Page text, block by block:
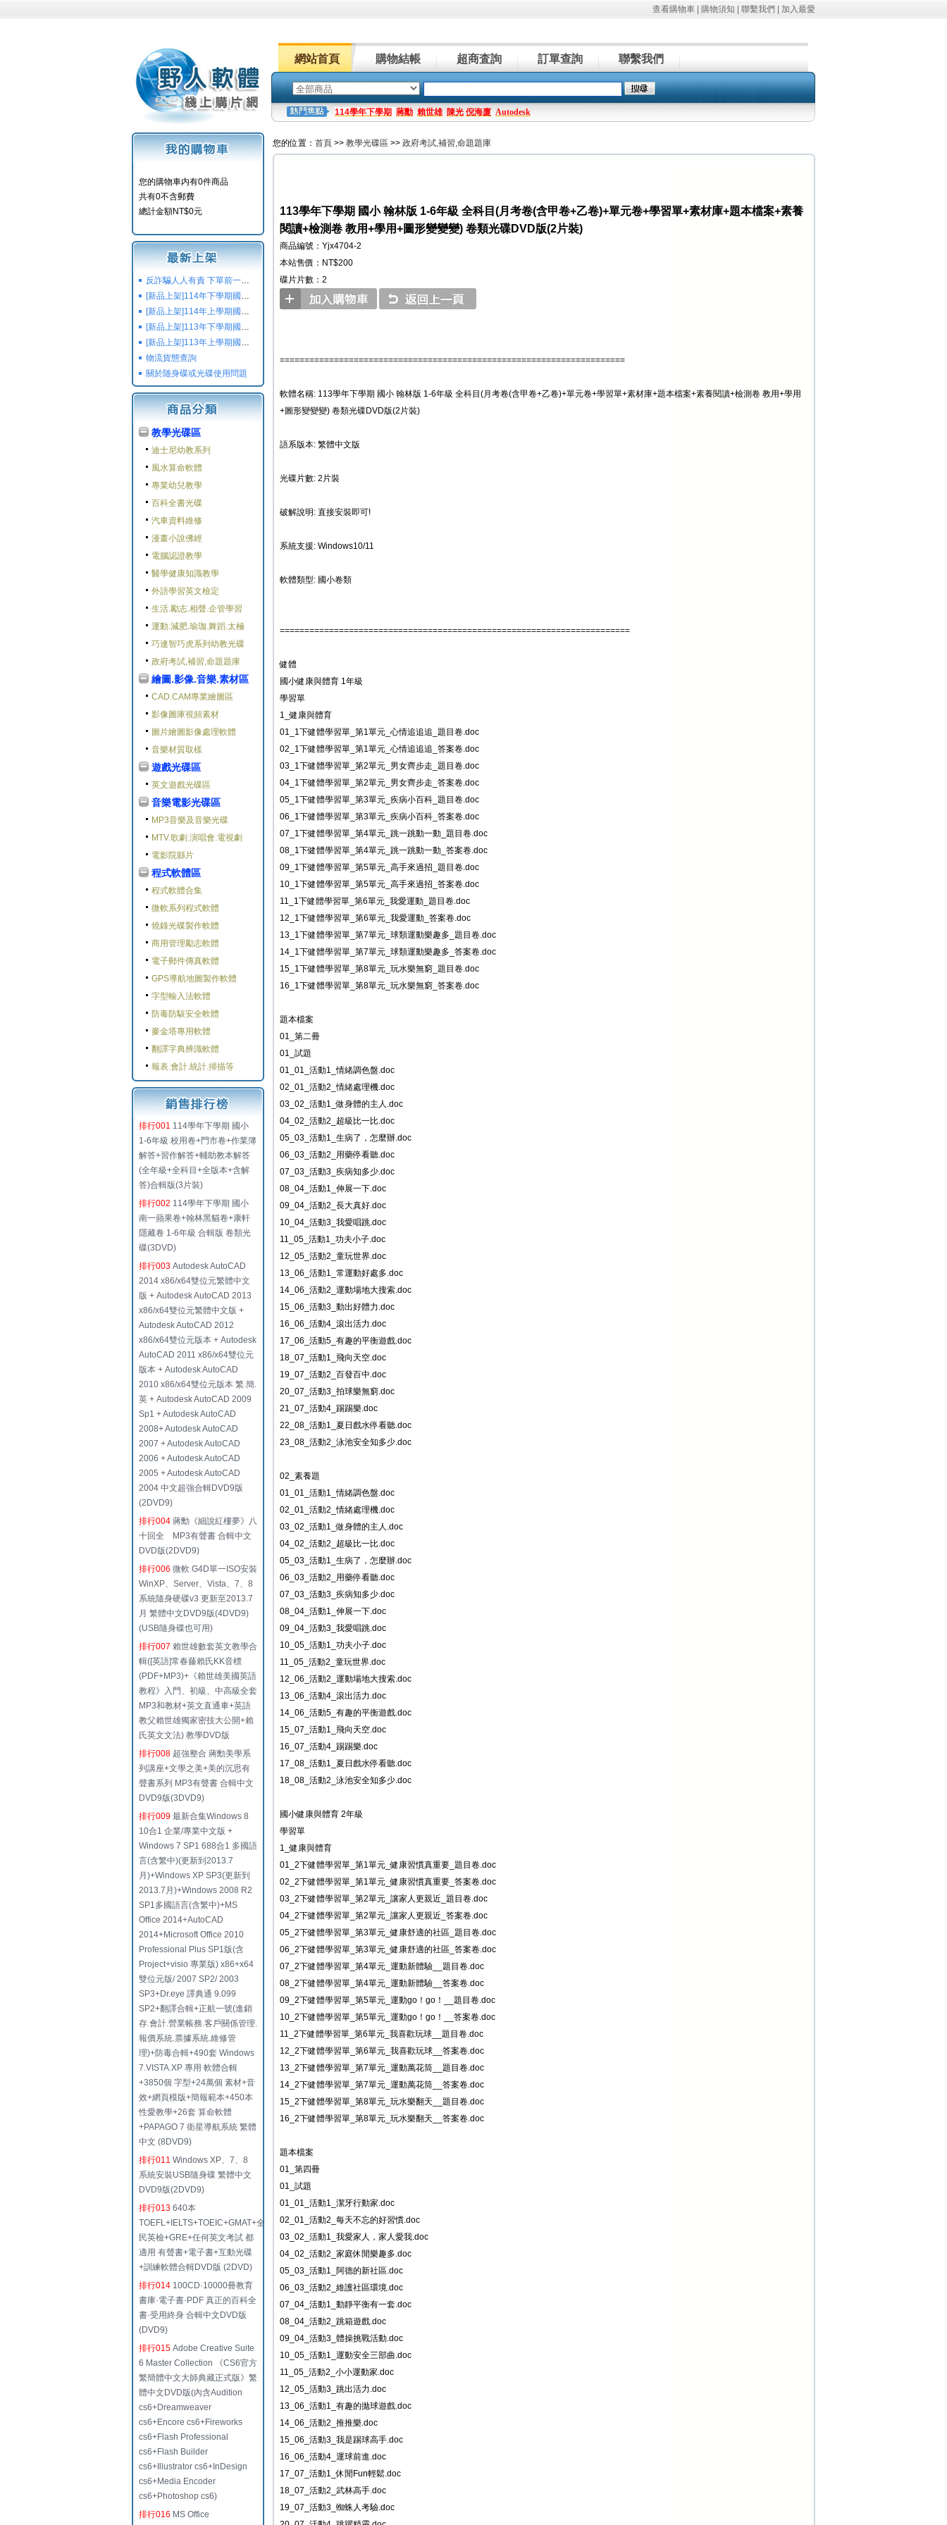
查看購物車 購物須知 聯繫我們 加入最愛
網站首頁 購物結帳 超商査詢 訂單查詢 聯繫我們
114學年下學期 蔣勳 賴世雄 陳光 倪海廈 Autodesk
您的購物車内有0件商品
共有0不含郵費
總計金額NT$0元
反詐騙人人有責 下單前一定要注意
[新品上架]114年下學期國小國中高中命題光碟,校用卷,習作
[新品上架]114年上學期國小國中高中命題光碟,校用卷,習作
[新品上架]113年下學期國小國中高中命題光碟,校用卷,習作
[新品上架]113年上學期國小國中高中命題光碟,校用卷,習作
物流貨態查詢
關於随身碟或光碟使用問題
教學光碟區
迪士尼幼教系列
風水算命軟體
專業幼兒教學
百科全書光碟
汽車資料維修
漫畫小說佛經
電腦認證教學
醫學健康知識教學
外語學習英文檢定
生活.勵志.相聲.企管學習
運動.減肥.瑜珈.舞蹈.太極
巧連智巧虎系列幼教光碟
政府考試,補習,命題題庫
繪圖.影像.音樂.素材區
CAD.CAM專業繪圖區
影像圖庫視頻素材
圖片繪圖影像處理軟體
音樂材質取樣
遊戲光碟區
英文遊戲光碟區
音樂電影光碟區
MP3音樂及音樂光碟
MTV.歌劇.演唱會.電視劇
電影院縣片
程式軟體區
程式軟體合集
微軟系列程式軟體
燒錄光碟製作軟體
商用管理勵志軟體
電子郵件傳真軟體
GPS導航地圖製作軟體
字型輸入法軟體
防毒防駭安全軟體
麥金塔專用軟體
翻譯字典辨識軟體
報表.會計.統計.掃描等
排行001 114學年下學期 國小
1-6年級 校用卷+門市卷+作業簿
解答+習作解答+輔助教本解答
(全年級+全科目+全版本+含解
答)合輯版(3片裝)
排行002 114學年下學期 國小
南一蘋果卷+翰林黑貓卷+康軒
隱藏卷 1-6年級 合輯版 卷類光
碟(3DVD)
排行003 Autodesk AutoCAD
2014 x86/x64雙位元繁體中文
版 + Autodesk AutoCAD 2013
x86/x64雙位元繁體中文版 +
Autodesk AutoCAD 2012
x86/x64雙位元版本 + Autodesk
AutoCAD 2011 x86/x64雙位元
版本 + Autodesk AutoCAD
2010 x86/x64雙位元版本 繁.簡.
英 + Autodesk AutoCAD 2009
Sp1 + Autodesk AutoCAD
2008+ Autodesk AutoCAD
2007 + Autodesk AutoCAD
2006 + Autodesk AutoCAD
2005 + Autodesk AutoCAD
2004 中文超強合輯DVD9版
(2DVD9)
排行004 蔣勳《細說紅樓夢》八
十回全 MP3有聲書 合輯中文
DVD版(2DVD9)
排行006 微軟 G4D單一ISO安裝
WinXP、Server、Vista、7、8
系統隨身硬碟v3 更新至2013.7
月 繁體中文DVD9版(4DVD9)
(USB隨身碟也可用)
排行007 賴世雄數套英文教學合
輯([英語]常春藤賴氏KK音標
(PDF+MP3)+《賴世雄美國英語
教程》入門、初級、中高級全套
MP3和教材+英文直通車+英語
教父賴世雄獨家密技大公開+賴
氏英文文法) 教學DVD版
排行008 超強整合 蔣勳美學系
列講座+文學之美+美的沉思有
聲書系列 MP3有聲書 合輯中文
DVD9版(3DVD9)
排行009 最新合集Windows 8
10合1 企業/專業中文版 +
Windows 7 SP1 688合1 多國語
言(含繁中)(更新到2013.7
月)+Windows XP SP3(更新到
2013.7月)+Windows 2008 R2
SP1多國語言(含繁中)+MS
Office 2014+AutoCAD
2014+Microsoft Office 2010
Professional Plus SP1版(含
Project+visio 專業版) x86+x64
雙位元版/ 2007 SP2/ 2003
SP3+Dr.eye 譯典通 9.099
SP2+翻譯合輯+正航一號(進銷
存.會計.營業帳務.客戶關係管理.
報價系統.票據系統.維修管
理)+防毒合輯+490套 Windows
7.VISTA.XP 專用 軟體合輯
+3850個 字型+24萬個 素材+音
效+網頁模版+簡報範本+450本
性愛教學+26套 算命軟體
+PAPAGO 7 衛星導航系統 繁體
中文 (8DVD9)
排行011 Windows XP、7、8
系統安裝USB隨身碟 繁體中文
DVD9版(2DVD9)
排行013 640本
TOEFL+IELTS+TOEIC+GMAT+全
民英檢+GRE+任何英文考試 都
適用 有聲書+電子書+互動光碟
+訓練軟體合輯DVD版 (2DVD)
排行014 100CD·10000冊教育
書庫·電子書·PDF 真正的百科全
書·受用終身 合輯中文DVD版
(DVD9)
排行015 Adobe Creative Suite
6 Master Collection 《CS6官方
繁簡體中文大師典藏正式版》繁
體中文DVD版(內含Audition
cs6+Dreamweaver
cs6+Encore cs6+Fireworks
cs6+Flash Professional
cs6+Flash Builder
cs6+Illustrator cs6+InDesign
cs6+Media Encoder
cs6+Photoshop cs6)
排行016 MS Office
您的位置： 首頁 >> 教學光碟區 >> 政府考試,補習,命題題庫
113學年下學期 國小 翰林版 1-6年級 全科目(月考卷(含甲卷+乙卷)+單元卷+學習單+素材庫+題本檔案+素養
閱讀+檢測卷 教用+學用+圖形變變變) 卷類光碟DVD版(2片裝)
商品編號：Yjx4704-2
本站售價：NT$200
碟片片數：2
======================================================================
軟體名稱: 113學年下學期 國小 翰林版 1-6年級 全科目(月考卷(含甲卷+乙卷)+單元卷+學習單+素材庫+題本檔案+素養閱讀+檢測卷 教用+學用
+圖形變變變) 卷類光碟DVD版(2片裝)
語系版本: 繁體中文版
光碟片數: 2片裝
破解說明: 直接安裝即可!
系統支援: Windows10/11
軟體類型: 國小卷類
=======================================================================
健體
國小健康與體育 1年級
學習單
1_健康與體育
01_1下健體學習單_第1單元_心情追追追_題目卷.doc
02_1下健體學習單_第1單元_心情追追追_答案卷.doc
03_1下健體學習單_第2單元_男女齊步走_題目卷.doc
04_1下健體學習單_第2單元_男女齊步走_答案卷.doc
05_1下健體學習單_第3單元_疾病小百科_題目卷.doc
06_1下健體學習單_第3單元_疾病小百科_答案卷.doc
07_1下健體學習單_第4單元_跳一跳動一動_題目卷.doc
08_1下健體學習單_第4單元_跳一跳動一動_答案卷.doc
09_1下健體學習單_第5單元_高手來過招_題目卷.doc
10_1下健體學習單_第5單元_高手來過招_答案卷.doc
11_1下健體學習單_第6單元_我愛運動_題目卷.doc
12_1下健體學習單_第6單元_我愛運動_答案卷.doc
13_1下健體學習單_第7單元_球類運動樂趣多_題目卷.doc
14_1下健體學習單_第7單元_球類運動樂趣多_答案卷.doc
15_1下健體學習單_第8單元_玩水樂無窮_題目卷.doc
16_1下健體學習單_第8單元_玩水樂無窮_答案卷.doc
題本檔案
01_第二冊
01_試題
01_01_活動1_情緒調色盤.doc
02_01_活動2_情緒處理機.doc
03_02_活動1_做身體的主人.doc
04_02_活動2_超級比一比.doc
05_03_活動1_生病了，怎麼辦.doc
06_03_活動2_用藥停看聽.doc
07_03_活動3_疾病知多少.doc
08_04_活動1_伸展一下.doc
09_04_活動2_長大真好.doc
10_04_活動3_我愛唱跳.doc
11_05_活動1_功夫小子.doc
12_05_活動2_童玩世界.doc
13_06_活動1_常運動好處多.doc
14_06_活動2_運動場地大搜索.doc
15_06_活動3_動出好體力.doc
16_06_活動4_滾出活力.doc
17_06_活動5_有趣的平衡遊戲.doc
18_07_活動1_飛向天空.doc
19_07_活動2_百發百中.doc
20_07_活動3_拍球樂無窮.doc
21_07_活動4_踢踢樂.doc
22_08_活動1_夏日戲水停看聽.doc
23_08_活動2_泳池安全知多少.doc
02_素養題
01_01_活動1_情緒調色盤.doc
02_01_活動2_情緒處理機.doc
03_02_活動1_做身體的主人.doc
04_02_活動2_超級比一比.doc
05_03_活動1_生病了，怎麼辦.doc
06_03_活動2_用藥停看聽.doc
07_03_活動3_疾病知多少.doc
08_04_活動1_伸展一下.doc
09_04_活動3_我愛唱跳.doc
10_05_活動1_功夫小子.doc
11_05_活動2_童玩世界.doc
12_06_活動2_運動場地大搜索.doc
13_06_活動4_滾出活力.doc
14_06_活動5_有趣的平衡遊戲.doc
15_07_活動1_飛向天空.doc
16_07_活動4_踢踢樂.doc
17_08_活動1_夏日戲水停看聽.doc
18_08_活動2_泳池安全知多少.doc
國小健康與體育 2年級
學習單
1_健康與體育
01_2下健體學習單_第1單元_健康習慣真重要_題目卷.doc
02_2下健體學習單_第1單元_健康習慣真重要_答案卷.doc
03_2下健體學習單_第2單元_讓家人更親近_題目卷.doc
04_2下健體學習單_第2單元_讓家人更親近_答案卷.doc
05_2下健體學習單_第3單元_健康舒適的社區_題目卷.doc
06_2下健體學習單_第3單元_健康舒適的社區_答案卷.doc
07_2下健體學習單_第4單元_運動新體驗__題目卷.doc
08_2下健體學習單_第4單元_運動新體驗__答案卷.doc
09_2下健體學習單_第5單元_運動go！go！__題目卷.doc
10_2下健體學習單_第5單元_運動go！go！__答案卷.doc
11_2下健體學習單_第6單元_我喜歡玩球__題目卷.doc
12_2下健體學習單_第6單元_我喜歡玩球__答案卷.doc
13_2下健體學習單_第7單元_運動萬花筒__題目卷.doc
14_2下健體學習單_第7單元_運動萬花筒__答案卷.doc
15_2下健體學習單_第8單元_玩水樂翻天__題目卷.doc
16_2下健體學習單_第8單元_玩水樂翻天__答案卷.doc
題本檔案
01_第四冊
01_試題
01_01_活動1_潔牙行動家.doc
02_01_活動2_每天不忘的好習慣.doc
03_02_活動1_我愛家人，家人愛我.doc
04_02_活動2_家庭休閒樂趣多.doc
05_03_活動1_阿德的新社區.doc
06_03_活動2_維護社區環境.doc
07_04_活動1_動靜平衡有一套.doc
08_04_活動2_跳箱遊戲.doc
09_04_活動3_體操挑戰活動.doc
10_05_活動1_運動安全三部曲.doc
11_05_活動2_小小運動家.doc
12_05_活動3_跳出活力.doc
13_06_活動1_有趣的拋球遊戲.doc
14_06_活動2_推推樂.doc
15_06_活動3_我是踢球高手.doc
16_06_活動4_運球前進.doc
17_07_活動1_休閒Fun輕鬆.doc
18_07_活動2_武林高手.doc
19_07_活動3_蜘蛛人考驗.doc